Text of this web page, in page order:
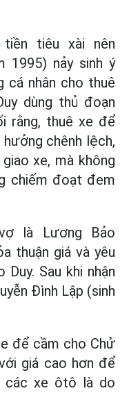
tiêu xài nên
1995) nảy sinh ý
cá nhân cho thuê
dùng thủ đoạn
rằng, thuê xe để
chênh lệch,
xe, mà không
chiếm đoạt đem
là Lương Bảo
thuận giá và yêu
Sau khi nhận
Đình Lập (sinh
để cầm cho Chử
giá cao hơn để
các xe ôtô là do